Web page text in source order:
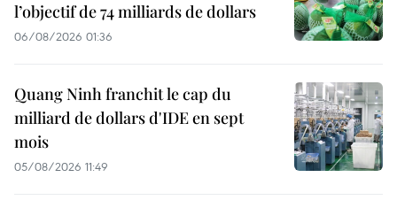
l’objectif de 74 milliards de dollars
06/08/2026 01:36
Quang Ninh franchit le cap du
milliard de dollars d'IDE en sept
mois
05/08/2026 11:49